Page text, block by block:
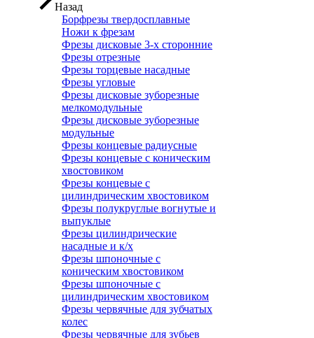
Назад
Борфрезы твердосплавные
Ножи к фрезам
Фрезы дисковые 3-х сторонние
Фрезы отрезные
Фрезы торцевые насадные
Фрезы угловые
Фрезы дисковые зуборезные
мелкомодульные
Фрезы дисковые зуборезные
модульные
Фрезы концевые радиусные
Фрезы концевые с коническим
хвостовиком
Фрезы концевые с
цилиндрическим хвостовиком
Фрезы полукруглые вогнутые и
выпуклые
Фрезы цилиндрические
насадные и к/х
Фрезы шпоночные с
коническим хвостовиком
Фрезы шпоночные с
цилиндрическим хвостовиком
Фрезы червячные для зубчатых
колес
Фрезы червячные для зубьев